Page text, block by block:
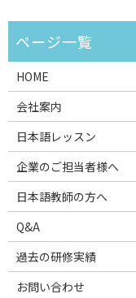
HOME
会社案内
日本語レッスン
企業のご担当者様へ
日本語教師の方へ
Q&A
過去の研修実績
お問い合わせ